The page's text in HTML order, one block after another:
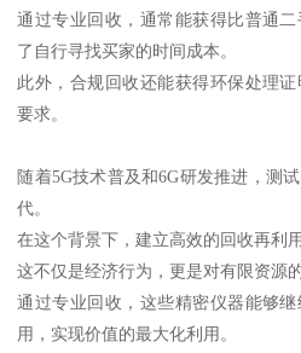
通过专业回收，通常能获得比普通
了自行寻找买家的时间成本。
此外，合规回收还能获得环保处理
要求。
随着5G技术普及和6G研发推进，测
代。
在这个背景下，建立高效的回收再利
这不仅是经济行为，更是对有限资源
通过专业回收，这些精密仪器能够
用，实现价值的最大化利用。